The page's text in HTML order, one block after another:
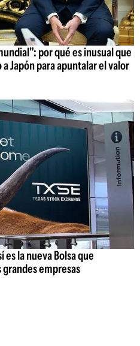
por qué es inusual que
Japón para apuntalar el valor
es la nueva Bolsa que
empresas